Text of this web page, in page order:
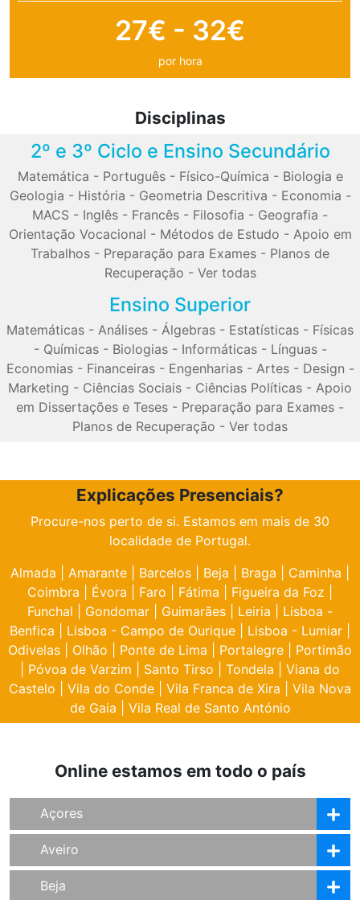
27€ - 32€
por hora
Disciplinas
2º e 3º Ciclo e Ensino Secundário
Matemática - Português- Físico-Química - Biologia e
Geologia - História - Geometria Descritiva - Economia -
MACS - Inglês - Francês - Filosofia - Geografia -
Orientação Vocacional - Métodos de Estudo - Apoio em
Trabalhos - Preparação para Exames - Planos de
Recuperação - Ver todas
Ensino Superior
Matemáticas - Análises - Álgebras - Estatísticas - Físicas
- Químicas- Biologias- Informáticas- Línguas-
Economias- Financeiras- Engenharias- Artes- Design -
Marketing - Ciências Sociais - Ciências Políticas - Apoio
em Dissertações e Teses - Preparação para Exames -
Planos de Recuperação - Ver todas
Explicações Presenciais?
Procure-nos perto de si. Estamos em mais de 30
localidade de Portugal.
Almada
Amarante Barcelos Beja Braga Caminha
Coimbra
Évora Faro Fátima Figueira da Foz
Funchal
Gondomar Guimarães Leiria
Lisboa -
Benfica
Lisboa - Campo de Ourique Lisboa - Lumiar
Odivelas
Olhão Ponte de Lima Portalegre
Portimão
Póvoa de Varzim Santo Tirso Tondela
Viana do
Castelo
Vila do Conde Vila Franca de Xira
Vila Nova
de Gaia
Vila Real de Santo António
Online estamos em todo o país
Açores
Aveiro
Beja